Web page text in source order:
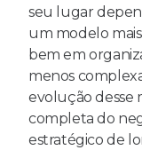
seu lugar
um modelo
bem em
menos
evolução desse
completa do
estratégico de